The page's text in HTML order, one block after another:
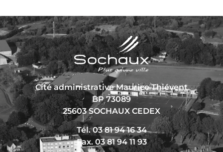
Cité administrative Maurice Thiévent
BP 73089
25603 SOCHAUX CEDEX
Tél. 03 81 94 16 34
Fax. 03 81 94 11 93